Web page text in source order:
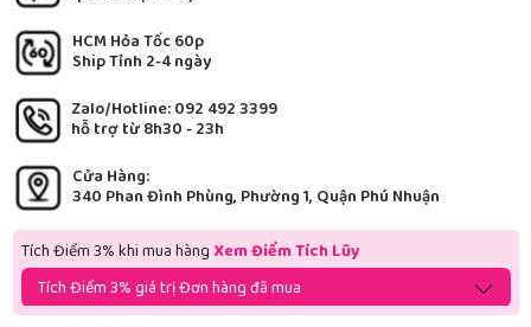
HCM Hỏa Tốc 60p
Ship Tỉnh 2-4 ngày
Zalo/Hotline: 092 492 3399
hỗ trợ từ 8h30 - 23h
Cửa Hàng:
340 Phan Đình Phùng, Phường 1, Quận Phú Nhuận
Tích Điểm 3% khi mua hàng Xem Điểm Tích Lũy
Tích Điểm 3% giá trị Đơn hàng đã mua